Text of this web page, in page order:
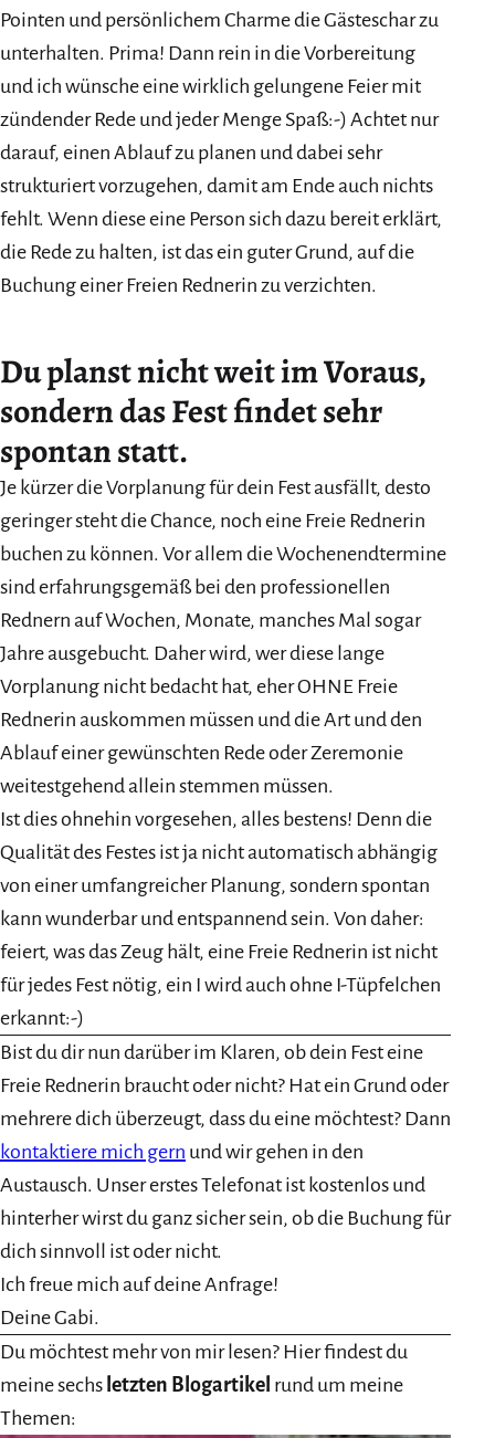
Pointen und persönlichem Charme die Gästeschar zu
unterhalten. Prima! Dann rein in die Vorbereitung
und ich wünsche eine wirklich gelungene Feier mit
zündender Rede und jeder Menge Spaß:-) Achtet nur
darauf, einen Ablauf zu planen und dabei sehr
strukturiert vorzugehen, damit am Ende auch nichts
fehlt. Wenn diese eine Person sich dazu bereit erklärt,
die Rede zu halten, ist das ein guter Grund, auf die
Buchung einer Freien Rednerin zu verzichten.
Du planst nicht weit im Voraus,
sondern das Fest findet sehr
spontan statt.
Je kürzer die Vorplanung für dein Fest ausfällt, desto
geringer steht die Chance, noch eine Freie Rednerin
buchen zu können. Vor allem die Wochenendtermine
sind erfahrungsgemäß bei den professionellen
Rednern auf Wochen, Monate, manches Mal sogar
Jahre ausgebucht. Daher wird, wer diese lange
Vorplanung nicht bedacht hat, eher OHNE Freie
Rednerin auskommen müssen und die Art und den
Ablauf einer gewünschten Rede oder Zeremonie
weitestgehend allein stemmen müssen.
Ist dies ohnehin vorgesehen, alles bestens! Denn die
Qualität des Festes ist ja nicht automatisch abhängig
von einer umfangreicher Planung, sondern spontan
kann wunderbar und entspannend sein. Von daher:
feiert, was das Zeug hält, eine Freie Rednerin ist nicht
für jedes Fest nötig, ein I wird auch ohne I-Tüpfelchen
erkannt:-)
Bist du dir nun darüber im Klaren, ob dein Fest eine
Freie Rednerin braucht oder nicht? Hat ein Grund oder
mehrere dich überzeugt, dass du eine möchtest? Dann
kontaktiere mich gern und wir gehen in den
Austausch. Unser erstes Telefonat ist kostenlos und
hinterher wirst du ganz sicher sein, ob die Buchung für
dich sinnvoll ist oder nicht.
Ich freue mich auf deine Anfrage!
Deine Gabi.
Du möchtest mehr von mir lesen? Hier findest du
meine sechs letzten Blogartikel rund um meine
Themen: